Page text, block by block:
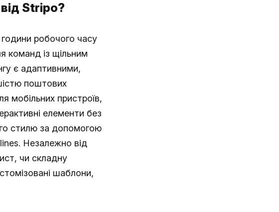
Stripo?
робочого часу
команд із щільним
є адаптивними,
поштових
мобільних пристроїв,
елементи без
стилю за допомогою
Незалежно від
чи складну
шаблони,